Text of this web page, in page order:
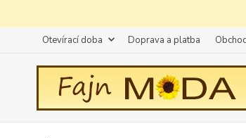
Otevírací doba Doprava a platba